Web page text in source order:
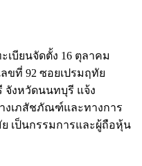
เบียนจัดตั้ง 16 ตุลาคม
ขที่ 92 ซอยเปรมฤทัย
จังหวัดนนทบุรี แจ้ง
งเภสัชภัณฑ์และทางการ
เป็นกรรมการและผู้ถือหุ้น